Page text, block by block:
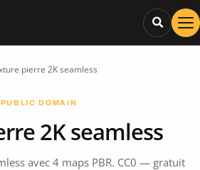
pierre 2K seamless
DOMAIN
2K seamless
avec 4 maps PBR. CC0 — gratuit